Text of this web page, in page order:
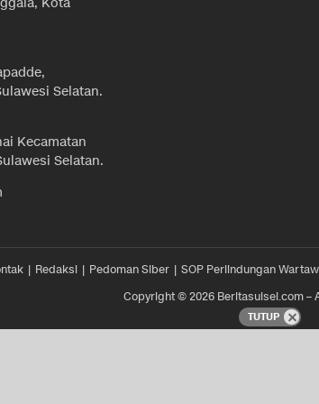
Selatan.
Kecamatan
Selatan.
Redaksi Pedoman Siber SOP Perlindungan
Copyright © 2026 Beritasulsel.com –
TUTUP